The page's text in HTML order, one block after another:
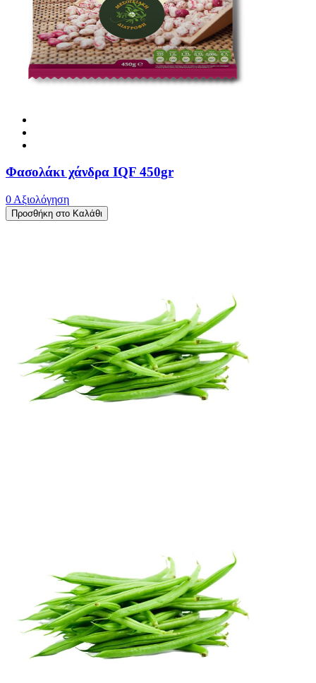
Φασολάκι χάνδρα IQF 450gr
0 Αξιολόγηση
Προσθήκη στο Καλάθι